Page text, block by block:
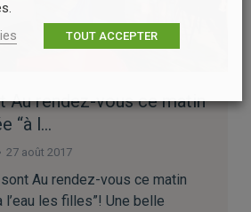
Au rendez-vous ce matin
“à l…
27 août 2017
Au rendez-vous ce matin
l’eau les filles”! Une belle
TOUT ACCEPTER